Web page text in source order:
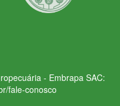
- Embrapa SAC:
fale-conosco